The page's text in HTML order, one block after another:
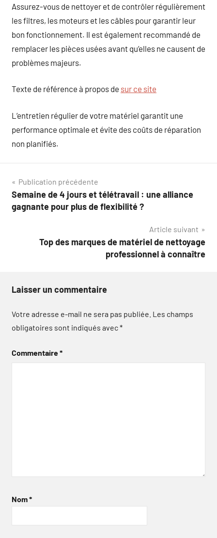
Assurez-vous de nettoyer et de contrôler régulièrement
les filtres, les moteurs et les câbles pour garantir leur
bon fonctionnement. Il est également recommandé de
remplacer les pièces usées avant qu’elles ne causent de
problèmes majeurs.
Texte de référence à propos de sur ce site
L’entretien régulier de votre matériel garantit une
performance optimale et évite des coûts de réparation
non planifiés.
Navigation
de
Publication précédente
Semaine de 4 jours et télétravail : une alliance
gagnante pour plus de flexibilité ?
Article suivant
Top des marques de matériel de nettoyage
professionnel à connaître
Laisser un commentaire
Votre adresse e-mail ne sera pas publiée. Les champs
obligatoires sont indiqués avec*
Commentaire*
Nom*